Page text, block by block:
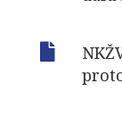
